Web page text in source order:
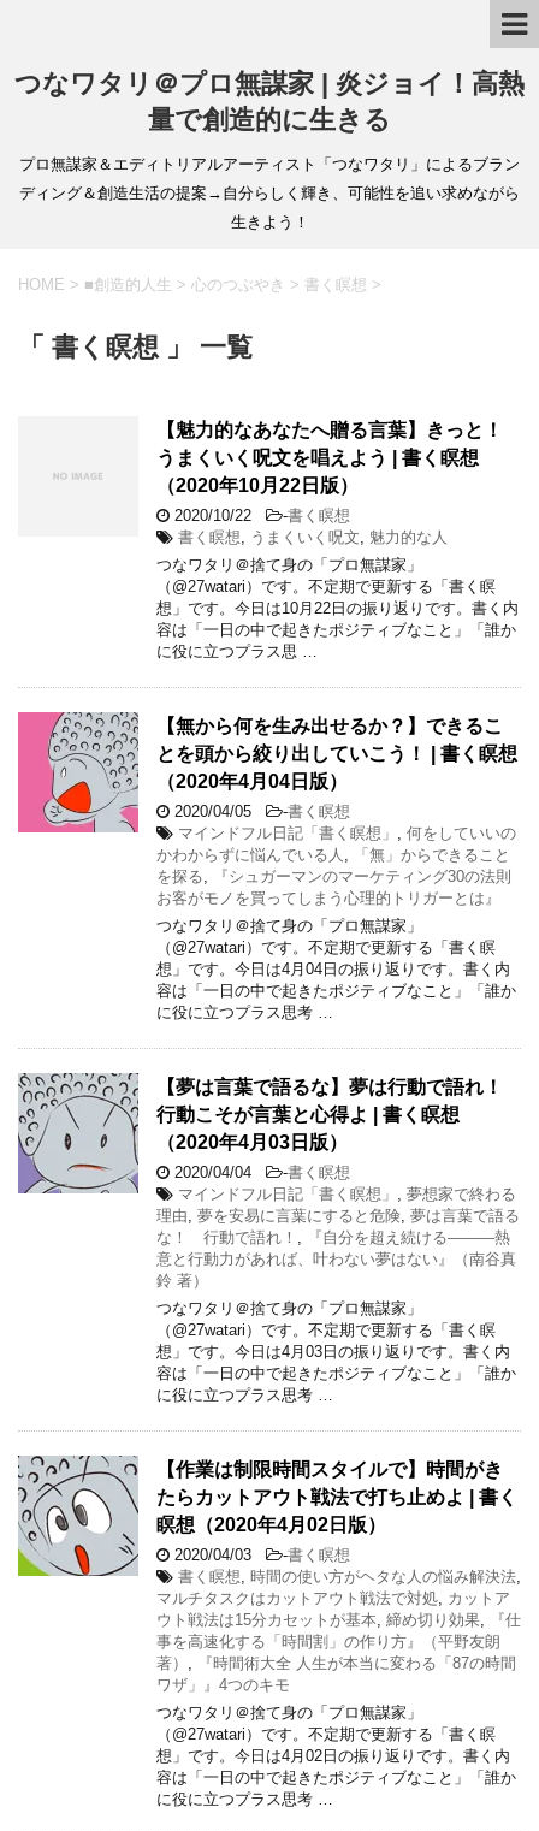
つなワタリ＠プロ無謀家 | 炎ジョイ！高熱
量で創造的に生きる
プロ無謀家＆エディトリアルアーティスト「つなワタリ」によるブラン
ディング＆創造生活の提案→自分らしく輝き、可能性を追い求めながら
生きよう！
HOME > ■創造的人生 > 心のつぶやき > 書く瞑想 >
「 書く瞑想 」 一覧
【魅力的なあなたへ贈る言葉】きっと！
うまくいく呪文を唱えよう | 書く瞑想
（2020年10月22日版）
2020/10/22 -書く瞑想
書く瞑想
うまくいく呪文
魅力的な人
つなワタリ＠捨て身の「プロ無謀家」
（@27watari）です。不定期で更新する「書く瞑
想」です。今日は10月22日の振り返りです。書く内
容は「一日の中で起きたポジティブなこと」「誰か
に役に立つプラス思 …
【無から何を生み出せるか？】できるこ
とを頭から絞り出していこう！ | 書く瞑想
（2020年4月04日版）
2020/04/05 -書く瞑想
マインドフル日記「書く瞑想」
何をしていいの
かわからずに悩んでいる人
「無」からできること
を探る
『シュガーマンのマーケティング30の法則
お客がモノを買ってしまう心理的トリガーとは』
つなワタリ＠捨て身の「プロ無謀家」
（@27watari）です。不定期で更新する「書く瞑
想」です。今日は4月04日の振り返りです。書く内
容は「一日の中で起きたポジティブなこと」「誰か
に役に立つプラス思考 …
【夢は言葉で語るな】夢は行動で語れ！
行動こそが言葉と心得よ | 書く瞑想
（2020年4月03日版）
2020/04/04 -書く瞑想
マインドフル日記「書く瞑想」
夢想家で終わる
理由 夢を安易に言葉にすると危険 夢は言葉で語る
な！ 行動で語れ！
『自分を超え続ける―――熱
意と行動力があれば、叶わない夢はない』（南谷真
鈴 著）
つなワタリ＠捨て身の「プロ無謀家」
（@27watari）です。不定期で更新する「書く瞑
想」です。今日は4月03日の振り返りです。書く内
容は「一日の中で起きたポジティブなこと」「誰か
に役に立つプラス思考 …
【作業は制限時間スタイルで】時間がき
たらカットアウト戦法で打ち止めよ | 書く
瞑想（2020年4月02日版）
2020/04/03 -書く瞑想
書く瞑想 時間の使い方がヘタな人の悩み解決法
マルチタスクはカットアウト戦法で対処
カットア
ウト戦法は15分カセットが基本 締め切り効果
『仕
事を高速化する「時間割」の作り方』（平野友朗
著）
『時間術大全 人生が本当に変わる「87の時間
ワザ」』4つのキモ
つなワタリ＠捨て身の「プロ無謀家」
（@27watari）です。不定期で更新する「書く瞑
想」です。今日は4月02日の振り返りです。書く内
容は「一日の中で起きたポジティブなこと」「誰か
に役に立つプラス思考 …